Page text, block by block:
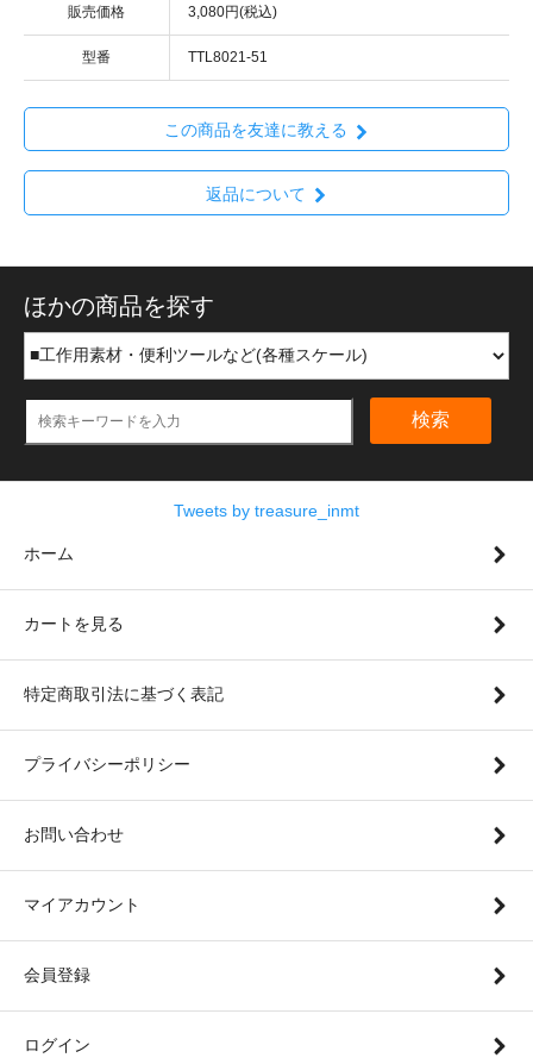
販売価格 3,080円(税込)
型番 TTL8021-51
この商品を友達に教える
返品について
ほかの商品を探す
検索
Tweets by treasure_inmt
ホーム
カートを見る
特定商取引法に基づく表記
プライバシーポリシー
お問い合わせ
マイアカウント
会員登録
ログイン